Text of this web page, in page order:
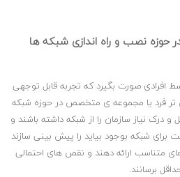
نصب و راه اندازی شبکه ها
افرادی صورت بگیرد که تجربه قابل توجهی
تر فرد یا مجموعه ی متخصص در حوزه شبکه
و درک نیاز سازمان را از شبکه داشته باشند و
شبکه بوجود بیاید را پیش بینی سازند
متناسب ارائه دهند و نقص های احتمالی
برسانند.